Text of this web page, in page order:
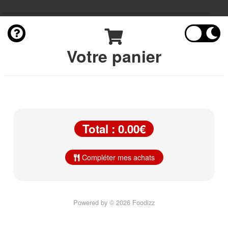
Votre panier
Total : 0.00€
Compléter mes achats
Powered by © 2026 Foodizz